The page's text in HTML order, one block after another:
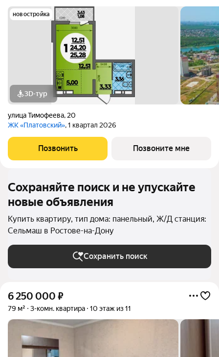
новостройка
3D-тур
улица Тимофеева, 20
ЖК «Платовский», 1 квартал 2026
Позвонить Позвоните мне
Сохраняйте поиск и не упускайте
новые объявления
Купить квартиру, тип дома: панельный, Ж/Д станция:
Сельмаш в Ростове-на-Дону
Сохранить поиск
6 250 000 ₽
79 м² 3-комн. квартира 10 этаж из 11